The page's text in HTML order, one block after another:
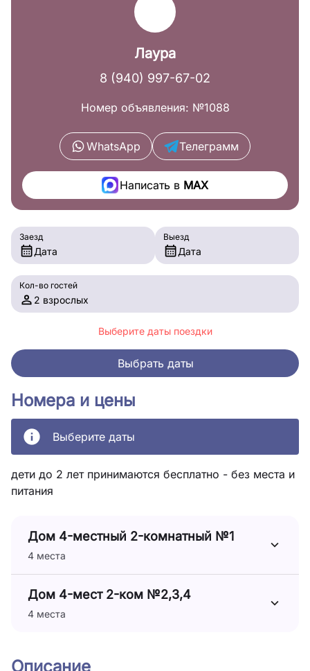
Номера и цены
Выберите даты
дети до 2 лет принимаются бесплатно - без места и
питания
Дом 4-местный 2-комнатный №1
4 места
Дом 4-мест 2-ком №2,3,4
4 места
Описание
Лаура
8 (940) 997-67-02
Номер объявления: №1088
WhatsApp Телеграмм
Написать вMAX
Заезд
Дата
Выезд
Дата
Кол-во гостей
2 взрослых
Выберите даты поездки
Выбрать даты